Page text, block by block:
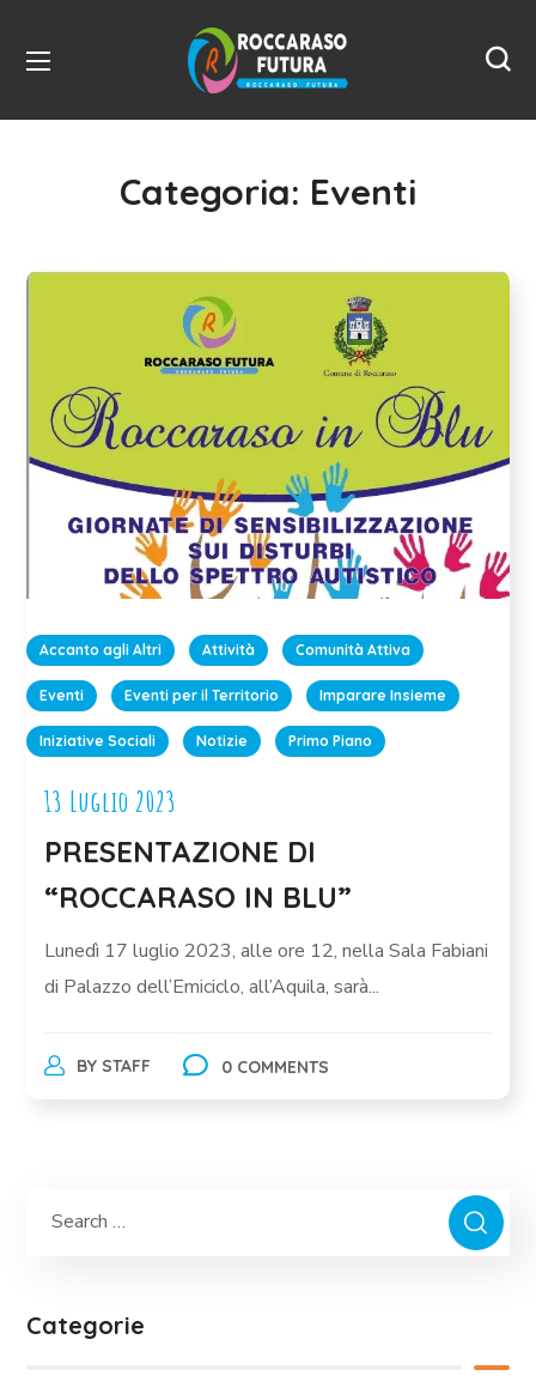
Categoria: Eventi
Accanto agli Altri Attività Comunità Attiva
Eventi Eventi per il Territorio Imparare Insieme
Iniziative Sociali Notizie Primo Piano
13 Luglio 2023
PRESENTAZIONE DI
“ROCCARASO IN BLU”
Lunedì 17 luglio 2023, alle ore 12, nella Sala Fabiani
di Palazzo dell’Emiciclo, all’Aquila, sarà...
BY STAFF 0 COMMENTS
Categorie